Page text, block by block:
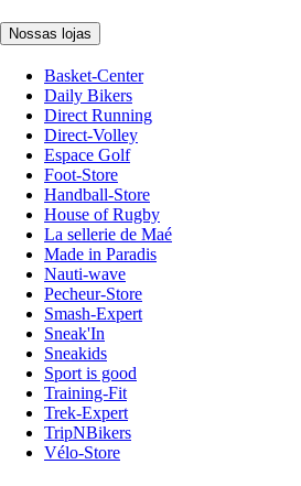
Nossas lojas
Basket-Center
Daily Bikers
Direct Running
Direct-Volley
Espace Golf
Foot-Store
Handball-Store
House of Rugby
La sellerie de Maé
Made in Paradis
Nauti-wave
Pecheur-Store
Smash-Expert
Sneak'In
Sneakids
Sport is good
Training-Fit
Trek-Expert
TripNBikers
Vélo-Store